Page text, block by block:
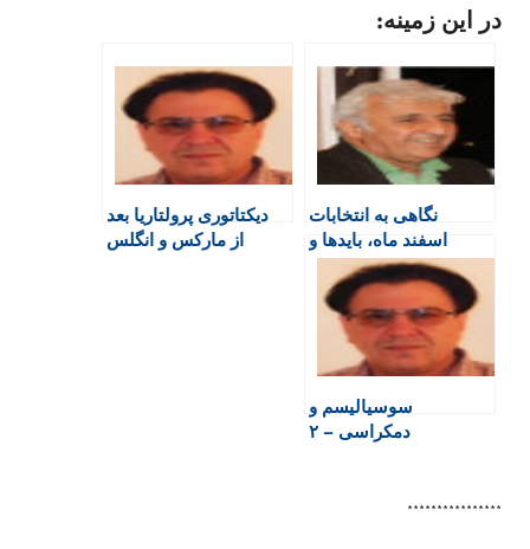
l
r
a
m
t
a
r
i
n
a
s
A
p
p
F
i
e
در این زمینه:
نگاهی به انتخابات
اسفند ماه، بایدها و
نبایدها!
دیکتاتوری پرولتاریا بعد
از مارکس و انگلس
سوسیالیسم و
دمکراسی – ۲
****************